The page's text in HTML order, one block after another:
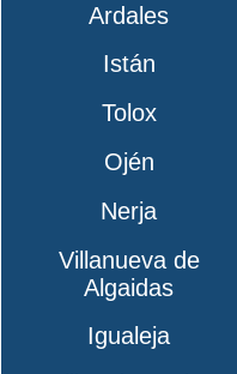
Ardales
Istán
Tolox
Ojén
Nerja
Villanueva de
Algaidas
Igualeja